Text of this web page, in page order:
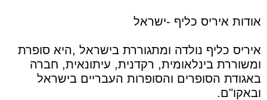
אודות איריס כליף -ישראל
איריס כליף נולדה ומתגוררת בישראל ,היא סופרת
ומשוררת בינלאומית, רקדנית, עיתונאית, חברה
באגודת הסופרים והסופרות העבריים בישראל
ובאקו"ם.